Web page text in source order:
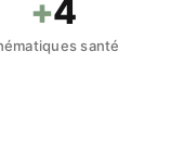
+4
santé